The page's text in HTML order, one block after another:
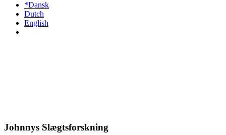
*Dansk
Dutch
English
Johnnys Slægtsforskning